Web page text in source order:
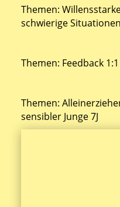
Themen:
schwierige
Themen: Feedback
Themen:
sensibler Junge 7J